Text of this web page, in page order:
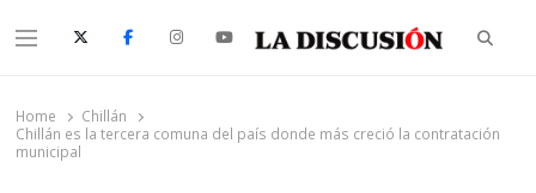
Menu
Home
Chillán
Chillán es la tercera comuna del país donde más creció la contratación
municipal